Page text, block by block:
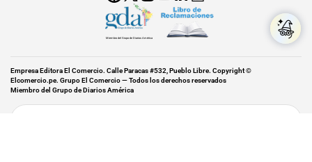
Miembro del Grupo de Diarios América
Empresa Editora El Comercio. Calle Paracas #532, Pueblo Libre. Copyright ©
Elcomercio.pe. Grupo El Comercio — Todos los derechos reservados
Miembro del Grupo de Diarios América